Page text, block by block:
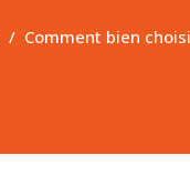
/ Comment bien